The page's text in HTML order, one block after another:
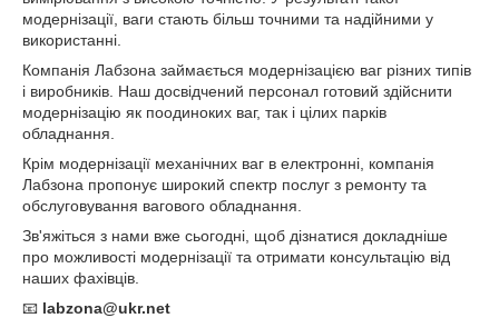
модернізації, ваги стають більш точними та надійними у
використанні.
Компанія Лабзона займається модернізацією ваг різних типів
і виробників. Наш досвідчений персонал готовий здійснити
модернізацію як поодиноких ваг, так і цілих парків
обладнання.
Крім модернізації механічних ваг в електронні, компанія
Лабзона пропонує широкий спектр послуг з ремонту та
обслуговування вагового обладнання.
Зв'яжіться з нами вже сьогодні, щоб дізнатися докладніше
про можливості модернізації та отримати консультацію від
наших фахівців.
📧 labzona@ukr.net